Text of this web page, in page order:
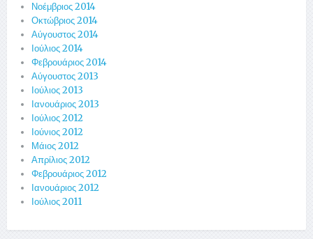
Νοέμβριος 2014
Οκτώβριος 2014
Αύγουστος 2014
Ιούλιος 2014
Φεβρουάριος 2014
Αύγουστος 2013
Ιούλιος 2013
Ιανουάριος 2013
Ιούλιος 2012
Ιούνιος 2012
Μάιος 2012
Απρίλιος 2012
Φεβρουάριος 2012
Ιανουάριος 2012
Ιούλιος 2011